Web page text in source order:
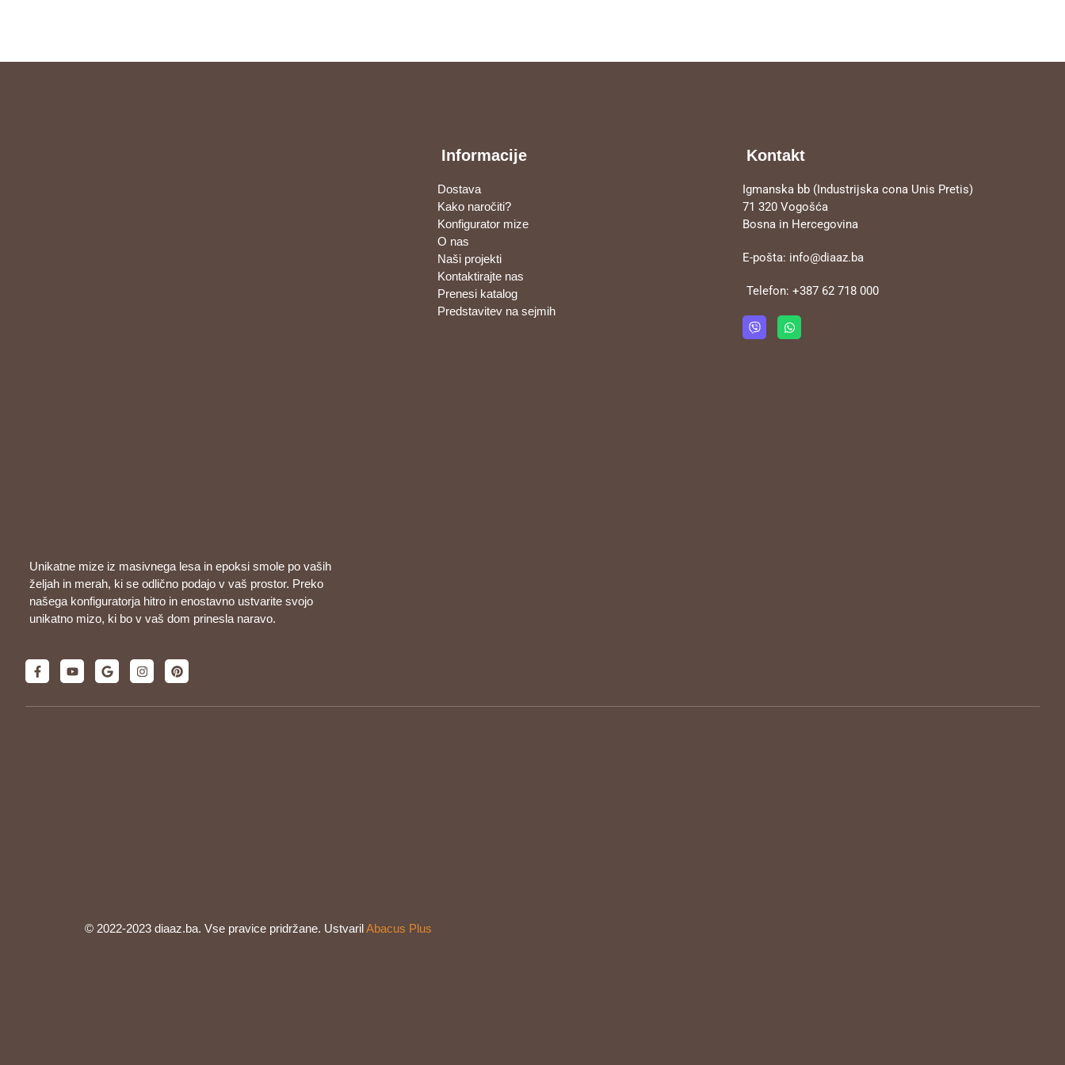
Unikatne mize iz masivnega lesa in epoksi smole po vaših
željah in merah, ki se odlično podajo v vaš prostor. Preko
našega konfiguratorja hitro in enostavno ustvarite svojo
unikatno mizo, ki bo v vaš dom prinesla naravo.
Informacije
Dostava
Kako naročiti?
Konfigurator mize
O nas
Naši projekti
Kontaktirajte nas
Prenesi katalog
Predstavitev na sejmih
Kontakt
Igmanska bb (Industrijska cona Unis Pretis)
71 320 Vogošća
Bosna in Hercegovina
E-pošta: info@diaaz.ba
Telefon:+387 62 718 000
© 2022-2023 diaaz.ba. Vse pravice pridržane. UstvarilAbacus Plus